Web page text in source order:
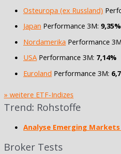
Osteuropa (ex Russland)
Japan Performance 3M: 9,35%
Nordamerika Performance
USA Performance 3M: 7,14%
Euroland Performance 3M:
» weitere ETF-Indizes
Trend: Rohstoffe
Analyse Emerging Markets
Broker Tests